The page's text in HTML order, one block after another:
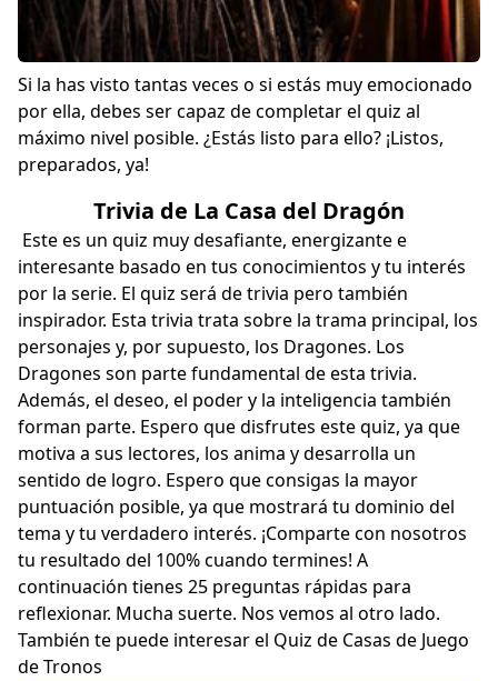
Si la has visto tantas veces o si estás muy emocionado
por ella, debes ser capaz de completar el quiz al
máximo nivel posible. ¿Estás listo para ello? ¡Listos,
preparados, ya!
Trivia de La Casa del Dragón
Este es un quiz muy desafiante, energizante e
interesante basado en tus conocimientos y tu interés
por la serie. El quiz será de trivia pero también
inspirador. Esta trivia trata sobre la trama principal, los
personajes y, por supuesto, los Dragones. Los
Dragones son parte fundamental de esta trivia.
Además, el deseo, el poder y la inteligencia también
forman parte. Espero que disfrutes este quiz, ya que
motiva a sus lectores, los anima y desarrolla un
sentido de logro. Espero que consigas la mayor
puntuación posible, ya que mostrará tu dominio del
tema y tu verdadero interés. ¡Comparte con nosotros
tu resultado del 100% cuando termines! A
continuación tienes 25 preguntas rápidas para
reflexionar. Mucha suerte. Nos vemos al otro lado.
También te puede interesar el Quiz de Casas de Juego
de Tronos